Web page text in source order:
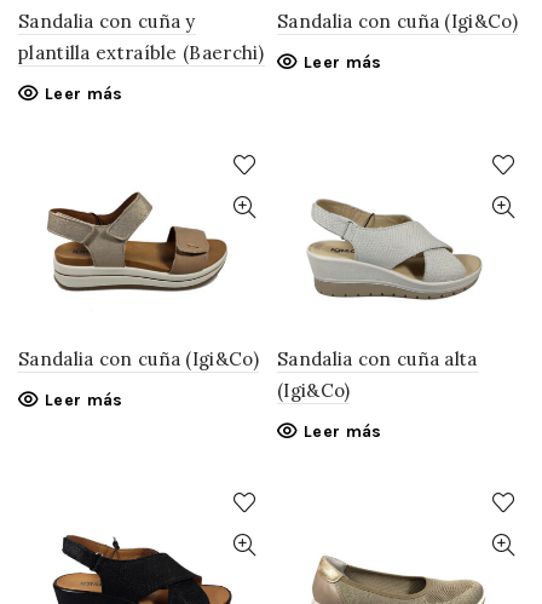
Sandalia con cuña y
plantilla extraíble (Baerchi)
Leer más
Sandalia con cuña (Igi&Co)
Leer más
Sandalia con cuña (Igi&Co)
Leer más
Sandalia con cuña alta
(Igi&Co)
Leer más